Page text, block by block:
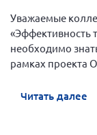
Вице-
Вице-
Вице-
Уважаемые
«Эффективность
необходимо
рамках проекта
Читать далее